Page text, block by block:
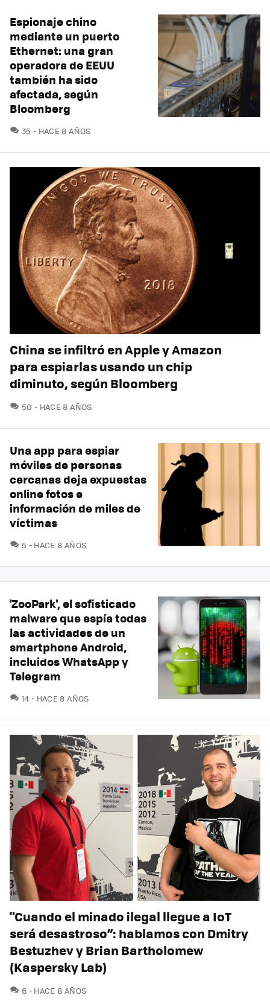
Espionaje chino
mediante un puerto
Ethernet: una gran
operadora de EEUU
también ha sido
afectada, según
Bloomberg
35 COMENTARIOS
HACE 8 AÑOS
China se infiltró en Apple y Amazon
para espiarlas usando un chip
diminuto, según Bloomberg
50 COMENTARIOS
HACE 8 AÑOS
Una app para espiar
móviles de personas
cercanas deja expuestas
online fotos e
información de miles de
víctimas
5 COMENTARIOS
HACE 8 AÑOS
'ZooPark', el sofisticado
malware que espía todas
las actividades de un
smartphone Android,
incluidos WhatsApp y
Telegram
14 COMENTARIOS
HACE 8 AÑOS
"Cuando el minado ilegal llegue a IoT
será desastroso”: hablamos con Dmitry
Bestuzhev y Brian Bartholomew
(Kaspersky Lab)
6 COMENTARIOS
HACE 8 AÑOS